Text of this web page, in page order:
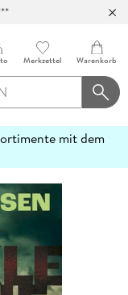
Merkzettel Warenkorb
mit dem